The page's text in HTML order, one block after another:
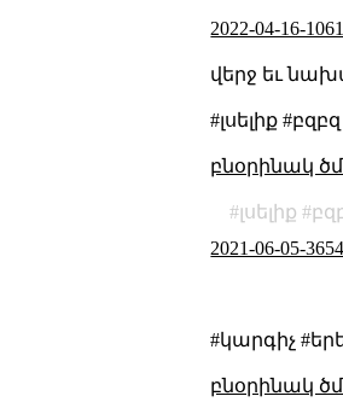
2022-04-16-
վերջ եւ
#լսելիք
բնօրինակ
լսելիք
2021-06-05-
#կարգիչ
բնօրինակ